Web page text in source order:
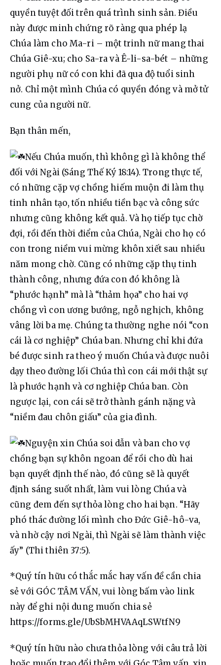
quyền tuyệt đối trên quá trình sinh sản. Điều
này được minh chứng rõ ràng qua phép lạ
Chúa làm cho Ma-ri – một trinh nữ mang thai
Chúa Giê-xu; cho Sa-ra và Ê-li-sa-bét – những
người phụ nữ có con khi đã qua độ tuổi sinh
nở. Chỉ một mình Chúa có quyền đóng và mở tử
cung của người nữ.
Bạn thân mến,
Nếu Chúa muốn, thì không gì là không thể
đối với Ngài (Sáng Thế Ký 18:14). Trong thực tế,
có những cặp vợ chồng hiếm muộn đi làm thụ
tinh nhân tạo, tốn nhiều tiền bạc và công sức
nhưng cũng không kết quả. Và họ tiếp tục chờ
đợi, rồi đến thời điểm của Chúa, Ngài cho họ có
con trong niềm vui mừng khôn xiết sau nhiều
năm mong chờ. Cũng có những cặp thụ tinh
thành công, nhưng đứa con đó không là
“phước hạnh” mà là “thảm họa” cho hai vợ
chồng vì con ương bướng, ngỗ nghịch, không
vâng lời ba mẹ. Chúng ta thường nghe nói “con
cái là cơ nghiệp” Chúa ban. Nhưng chỉ khi đứa
bé được sinh ra theo ý muốn Chúa và được nuôi
dạy theo đường lối Chúa thì con cái mới thật sự
là phước hạnh và cơ nghiệp Chúa ban. Còn
ngược lại, con cái sẽ trở thành gánh nặng và
“niềm đau chôn giấu” của gia đình.
Nguyện xin Chúa soi dẫn và ban cho vợ
chồng bạn sự khôn ngoan để rồi cho dù hai
bạn quyết định thế nào, đó cũng sẽ là quyết
định sáng suốt nhất, làm vui lòng Chúa và
cũng đem đến sự thỏa lòng cho hai bạn. “Hãy
phó thác đường lối mình cho Đức Giê-hô-va,
và nhờ cậy nơi Ngài, thì Ngài sẽ làm thành việc
ấy” (Thi thiên 37:5).
*Quý tín hữu có thắc mắc hay vấn đề cần chia
sẻ với GÓC TÂM VẤN, vui lòng bấm vào link
này để ghi nội dung muốn chia sẻ
https://forms.gle/UbSbMHVAAqLSWtfN9
*Quý tín hữu nào chưa thỏa lòng với câu trả lời